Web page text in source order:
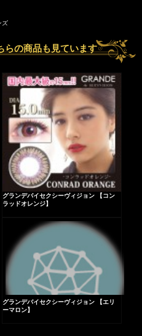
ズ
らの商品も見ています
グランデバイセクシーヴィジョン 【コン
ラッドオレンジ】
グランデバイセクシーヴィジョン 【エリ
ーマロン】